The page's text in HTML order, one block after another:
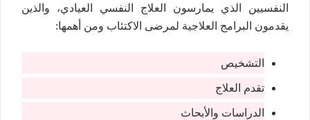
النفسيين الذي يمارسون العلاج النفسي العيادي، والذين
يقدمون البرامج العلاجية لمرضى الاكتئاب ومن أهمها:
التشخيص
تقدم العلاج
الدراسات والأبحاث